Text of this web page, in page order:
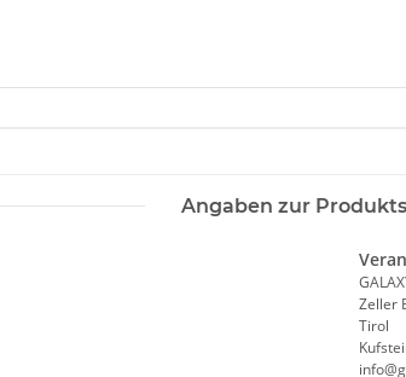
Angaben zur
Zeller
Tirol